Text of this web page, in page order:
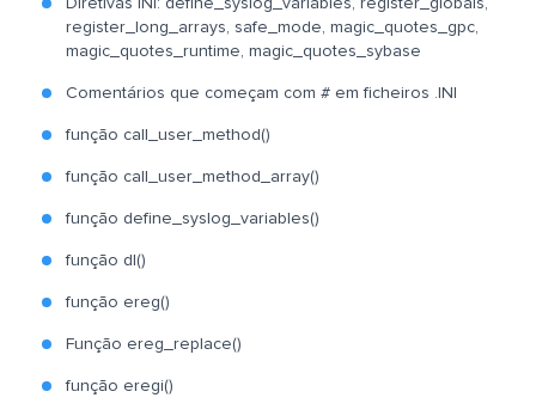
Diretivas INI: define_syslog_variables, register_globals,
register_long_arrays, safe_mode, magic_quotes_gpc,
magic_quotes_runtime, magic_quotes_sybase
Comentários que começam com # em ficheiros .INI
função call_user_method()
função call_user_method_array()
função define_syslog_variables()
função dl()
função ereg()
Função ereg_replace()
função eregi()